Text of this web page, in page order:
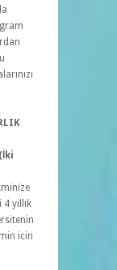
yıllık
icin